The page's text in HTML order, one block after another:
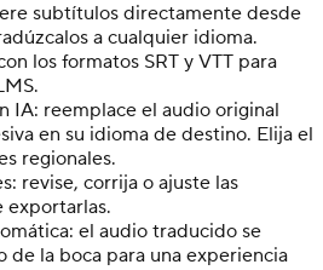
subtítulos directamente desde
a cualquier idioma.
los formatos SRT y VTT para
IA: reemplace el audio original
en su idioma de destino. Elija el
regionales.
revise, corrija o ajuste las
exportarlas.
el audio traducido se
de la boca para una experiencia